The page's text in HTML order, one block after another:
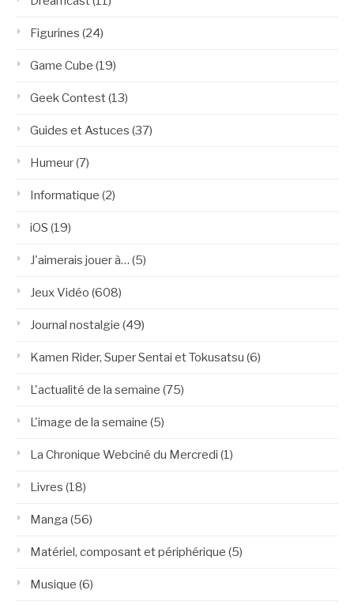
Figurines (24)
Game Cube (19)
Geek Contest(13)
Guides et Astuces (37)
Humeur(7)
Informatique (2)
iOS (19)
J'aimerais jouer à… (5)
Jeux Vidéo (608)
Journal nostalgie (49)
Kamen Rider, Super Sentai et Tokusatsu (6)
L'actualité de la semaine (75)
L'image de la semaine (5)
La Chronique Webciné du Mercredi (1)
Livres (18)
Manga (56)
Matériel, composant et périphérique (5)
Musique (6)